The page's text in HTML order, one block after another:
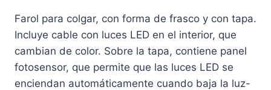
Farol para colgar, con forma de frasco y con tapa.
Incluye cable con luces LED en el interior, que
cambian de color. Sobre la tapa, contiene panel
fotosensor, que permite que las luces LED se
enciendan automáticamente cuando baja la luz-